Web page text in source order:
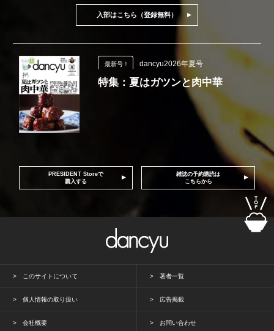
入部はこちら（登録無料）
最新号！ dancyu2026年夏号
特集：夏はガツンと肉中華
PRESIDENT Storeで
購入する
雑誌の予約購読は
こちらから
このサイトについて 著者一覧
個人情報の取り扱い 広告掲載
会社概要 お問い合わせ